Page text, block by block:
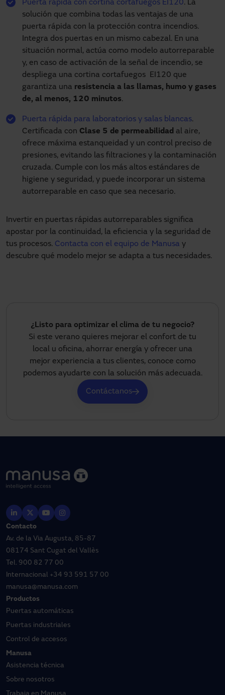
Puerta rápida con cortina cortafuegos EI120. La
solución que combina todas las ventajas de una
puerta rápida con la protección contra incendios.
Integra dos puertas en un mismo cabezal. En una
situación normal, actúa como modelo autorreparable
y, en caso de activación de la señal de incendio, se
despliega una cortina cortafuegos EI120 que
garantiza una resistencia a las llamas, humo y gases
de, al menos, 120 minutos.
Puerta rápida para laboratorios y salas blancas.
Certificada con Clase 5 de permeabilidad al aire,
ofrece máxima estanqueidad y un control preciso de
presiones, evitando las filtraciones y la contaminación
cruzada. Cumple con los más altos estándares de
higiene y seguridad, y puede incorporar un sistema
autorreparable en caso que sea necesario.
Invertir en puertas rápidas autorreparables significa
apostar por la continuidad, la eficiencia y la seguridad de
tus procesos. Contacta con el equipo de Manusa y
descubre qué modelo mejor se adapta a tus necesidades.
¿Listo para optimizar el clima de tu negocio?
Si este verano quieres mejorar el confort de tu
local u oficina, ahorrar energía y ofrecer una
mejor experiencia a tus clientes, conoce como
podemos ayudarte con la solución más adecuada.
Contáctanos
Contacto
Av. de la Via Augusta, 85-87
08174 Sant Cugat del Vallès
Tel. 900 82 77 00
Internacional +34 93 591 57 00
manusa@manusa.com
Productos
Puertas automáticas
Puertas industriales
Control de accesos
Manusa
Asistencia técnica
Sobre nosotros